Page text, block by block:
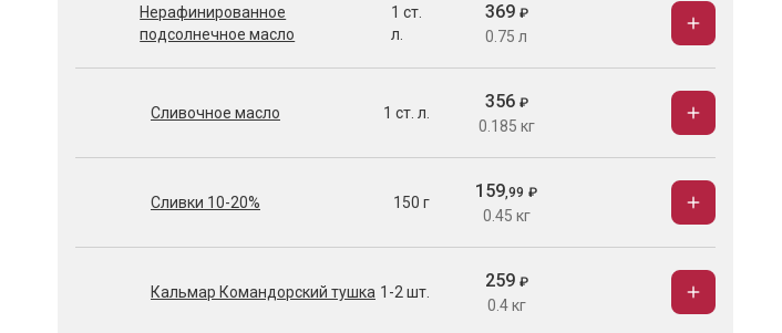
Нерафинированное
подсолнечное масло
1 ст.
л.
369 ₽
0.75 л
Сливочное масло 1 ст. л.
356 ₽
0.185 кг
Сливки 10-20% 150 г
159,99 ₽
0.45 кг
Кальмар Командорский тушка 1-2 шт.
259 ₽
0.4 кг